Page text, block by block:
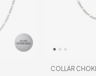
COLLAR